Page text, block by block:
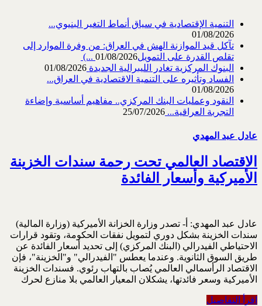
التنمية الإقتصادية في سياق أنماط التغير البنيوي...
01/08/2026
تآكل قيد الموازنة الهش في العراق: من وفرة الموارد إلى
تقلص القدرة على التمويل‎ (...01/08/2026
البنوك المركزية تغادر الليبرالية الجديدة 01/08/2026
الفساد وتأثيره على التنمية الاقتصادية في العراق...
01/08/2026
النقود وعمليات البنك المركزي.. مفاهيم أساسية وإضاءة
التجربة العراقية... 25/07/2026
عادل عبد المهدي
الاقتصاد العالمي تحت رحمة سندات الخزينة
الأميركية وأسعار الفائدة
عادل عبد المهدي: أ‌- تصدر وزارة الخزانة الأميركية (وزارة المالية)
سندات الخزينة بشكل دوري لتمويل نفقات الحكومة، ‏وتقود قرارات
الاحتياطي الفيدرالي (البنك المركزي) إلى تحديد أسعار الفائدة عن
طريق السوق الثانوية. ‏وعندما يعطس "الفيدرالي" و"الخزينة"، فإن
الاقتصاد الرأسمالي العالمي يُصاب بالتهاب رئوي. فسندات ‏الخزينة
الأميركية وسعر فائدتها، يشكلان المعيار العالمي بلا منازع لحرك
اقرأ التفاصيل